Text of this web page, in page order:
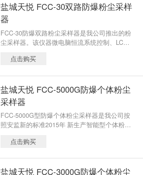
盐城天悦 FCC-30双路防爆粉尘采样
器
FCC-30防爆双路粉尘采样器是我公司推出的粉
尘采样器。该仪器微电脑恒流系统控制、LCD
点击购买
盐城天悦 FCC-5000G防爆个体粉尘
采样器
FCC-5000G型防爆个体粉尘采样器是我公司按
照安监新的标准2015年 新生产智能型个体粉尘
职业卫生监测、工矿企业、科研工作等场所，
点击购买
盐城天悦 FCC-3000G防爆个体粉尘